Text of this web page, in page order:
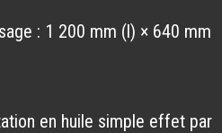
: 1 200 mm (l) × 640 mm
en huile simple effet par